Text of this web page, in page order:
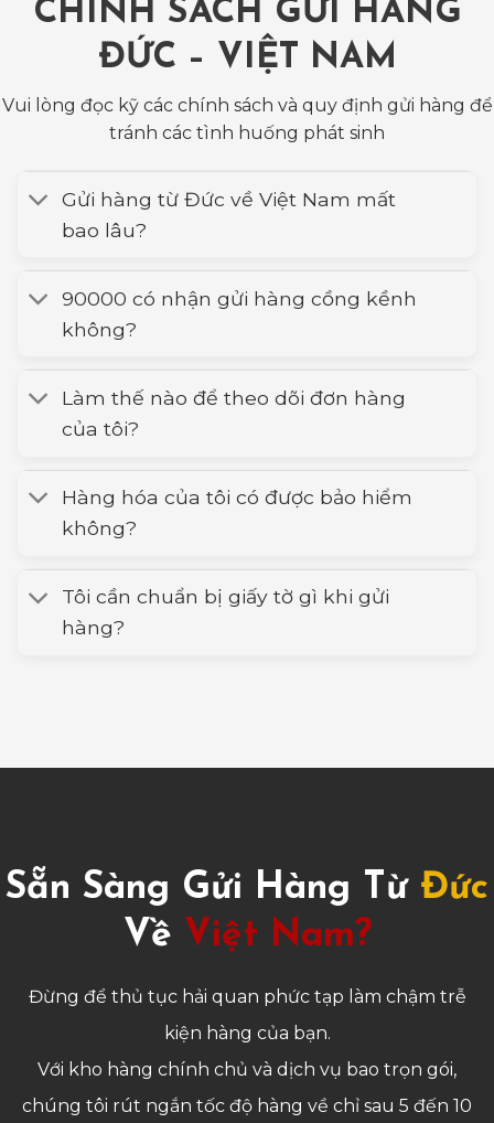
CHÍNH SÁCH GỬI HÀNG
ĐỨC – VIỆT NAM
Vui lòng đọc kỹ các chính sách và quy định gửi hàng để
tránh các tình huống phát sinh
Gửi hàng từ Đức về Việt Nam mất
bao lâu?
90000 có nhận gửi hàng cồng kềnh
không?
Làm thế nào để theo dõi đơn hàng
của tôi?
Hàng hóa của tôi có được bảo hiểm
không?
Tôi cần chuẩn bị giấy tờ gì khi gửi
hàng?
Sẵn Sàng Gửi Hàng Từ Đức
Về Việt Nam?
Đừng để thủ tục hải quan phức tạp làm chậm trễ
kiện hàng của bạn.
Với kho hàng chính chủ và dịch vụ bao trọn gói,
chúng tôi rút ngắn tốc độ hàng về chỉ sau 5 đến 10